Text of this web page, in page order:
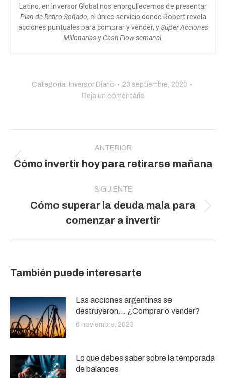
Latino, en Inversor Global nos enorgullecemos de presentar
Plan de Retiro Soñado, el único servicio donde Robert revela
acciones puntuales para comprar y vender, ySúper Acciones
Millonariasy Cash Flow semanal.
Categoría: Inversor Diario
23 septiembre, 2020
Deja un comentario
entre
publicaciones
ANTERIOR
Publicación
Cómo invertir hoy para retirarse mañana
SIGUIENTE
Publicación
siguiente:
Cómo superar la deuda mala para
comenzar a invertir
También puede interesarte
Las acciones argentinas se
destruyeron… ¿Comprar o vender?
6 noviembre, 2023
Lo que debes saber sobre la temporada
de balances